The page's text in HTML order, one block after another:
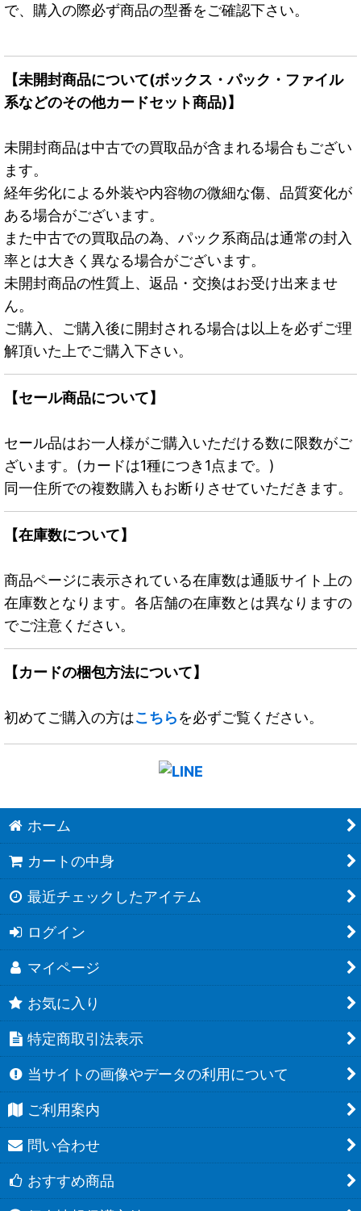
で、購入の際必ず商品の型番をご確認下さい。
【未開封商品について(ボックス・パック・ファイル
系などのその他カードセット商品)】
未開封商品は中古での買取品が含まれる場合もござい
ます。
経年劣化による外装や内容物の微細な傷、品質変化が
ある場合がございます。
また中古での買取品の為、パック系商品は通常の封入
率とは大きく異なる場合がございます。
未開封商品の性質上、返品・交換はお受け出来ませ
ん。
ご購入、ご購入後に開封される場合は以上を必ずご理
解頂いた上でご購入下さい。
【セール商品について】
セール品はお一人様がご購入いただける数に限数がご
ざいます。(カードは1種につき1点まで。)
同一住所での複数購入もお断りさせていただきます。
【在庫数について】
商品ページに表示されている在庫数は通販サイト上の
在庫数となります。各店舗の在庫数とは異なりますの
でご注意ください。
【カードの梱包方法について】
初めてご購入の方はこちらを必ずご覧ください。
ホーム
カートの中身
最近チェックしたアイテム
ログイン
マイページ
お気に入り
特定商取引法表示
当サイトの画像やデータの利用について
ご利用案内
問い合わせ
おすすめ商品